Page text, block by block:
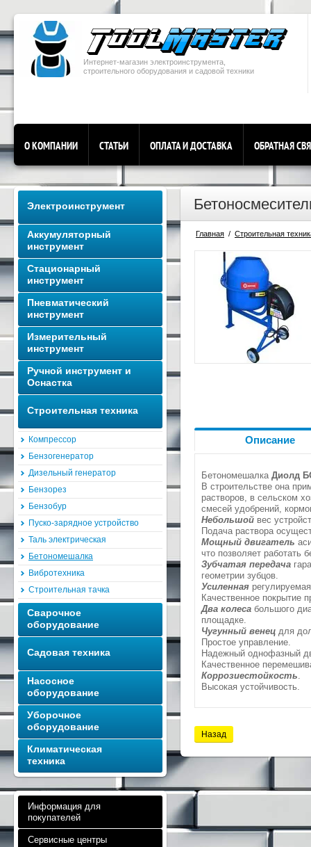
Интернет-магазин электроинструмента,
строительного оборудования и садовой техники
О КОМПАНИИ СТАТЬИ ОПЛАТА И ДОСТАВКА ОБРАТНАЯ
Электроинструмент
Аккумуляторный
инструмент
Стационарный
инструмент
Пневматический
инструмент
Измерительный
инструмент
Ручной инструмент и
Оснастка
Строительная техника
Компрессор
Бензогенератор
Дизельный генератор
Бензорез
Бензобур
Пуско-зарядное устройство
Таль электрическая
Бетономешалка
Вибротехника
Строительная тачка
Сварочное
оборудование
Садовая техника
Насосное
оборудование
Уборочное
оборудование
Климатическая
техника
Информация для
покупателей
Сервисные центры
Главная
  /
Строительная
Описание
Бетономешалка Диолд
В строительстве она
растворов, в сельском
смесей удобрений,
Небольшой вес
Подача раствора
Мощный двигатель
что позволяет работать
Зубчатая передача
геометрии зубцов.
Усиленная
Качественное покрытие
Два колеса большого
площадке.
Чугунный венец для
Простое управление.
Надежный однофазный
Качественное
Коррозиестойкость.
Высокая устойчивость.
Назад